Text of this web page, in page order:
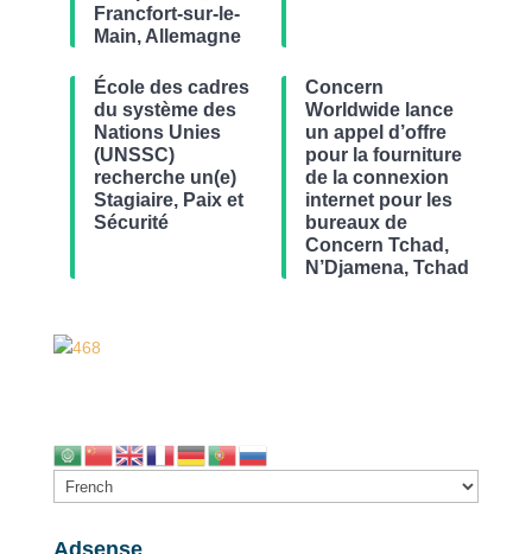
Francfort-sur-le-
Main, Allemagne
École des cadres
du système des
Nations Unies
(UNSSC)
recherche un(e)
Stagiaire, Paix et
Sécurité
Concern
Worldwide lance
un appel d’offre
pour la fourniture
de la connexion
internet pour les
bureaux de
Concern Tchad,
N’Djamena, Tchad